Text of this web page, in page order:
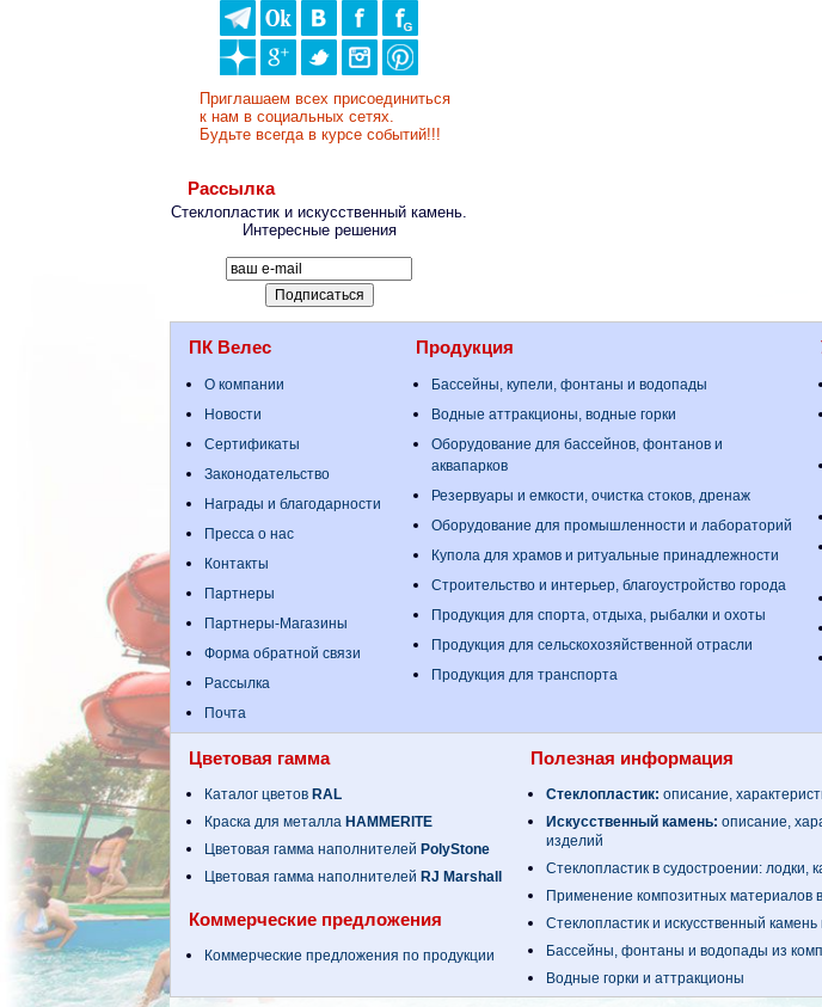
Приглашаем всех присоединиться
к нам в социальных сетях.
Будьте всегда в курсе событий!!!
Рассылка
Стеклопластик и искусственный камень.
Интересные решения
ПК Велес
О компании
Новости
Сертификаты
Законодательство
Награды и благодарности
Пресса о нас
Контакты
Партнеры
Партнеры-Магазины
Форма обратной связи
Рассылка
Почта
Продукция
Бассейны, купели, фонтаны и водопады
Водные аттракционы, водные горки
Оборудование для бассейнов, фонтанов и
аквапарков
Резервуары и емкости, очистка стоков, дренаж
Оборудование для промышленности и лабораторий
Купола для храмов и ритуальные принадлежности
Строительство и интерьер, благоустройство города
Продукция для спорта, отдыха, рыбалки и охоты
Продукция для сельскохозяйственной отрасли
Продукция для транспорта
Цветовая гамма
Каталог цветов RAL
Краска для металла HAMMERITE
Цветовая гамма наполнителей PolyStone
Цветовая гамма наполнителей RJ Marshall
Коммерческие предложения
Коммерческие предложения по продукции
Полезная информация
Стеклопластик: описание,
Искусственный камень: описание,
изделий
Стеклопластик в судостроении: лодки,
Применение композитных
Стеклопластик и искусственный камень
Бассейны, фонтаны и водопады из
Водные горки и аттракционы